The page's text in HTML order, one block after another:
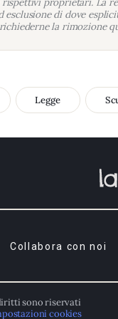
di dove
la rimozione
Legge
Collabora con noi
sono riservati
cookies